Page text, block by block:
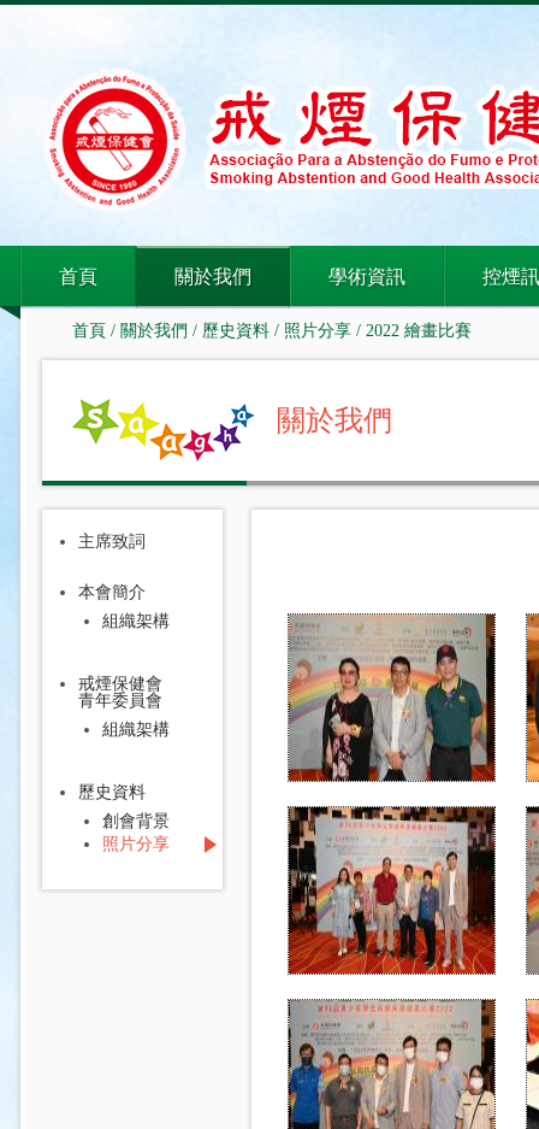
首頁 關於我們 學術資訊 控煙
首頁 / 關於我們 / 歷史資料/ 照片分享/ 2022 繪畫比賽
關於我們
主席致詞
本會簡介
組織架構
戒煙保健會
青年委員會
組織架構
歷史資料
創會背景
照片分享